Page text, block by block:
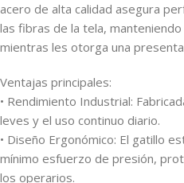
acero de alta calidad asegura
las fibras de la tela,
mientras les otorga una
Ventajas principales:
• Rendimiento Industrial:
leves y el uso continuo diario.
• Diseño Ergonómico: El gatillo
mínimo esfuerzo de presión,
los operarios.